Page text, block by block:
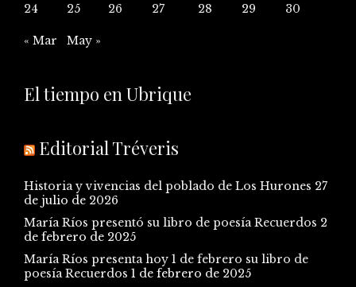
24
25 26 27 28 29 30
« Mar May »
El tiempo en Ubrique
Editorial Tréveris
Historia y vivencias del poblado de Los Hurones 27
de julio de 2026
María Ríos presentó su libro de poesía Recuerdos 2
de febrero de 2025
María Ríos presenta hoy 1 de febrero su libro de
poesía Recuerdos 1 de febrero de 2025